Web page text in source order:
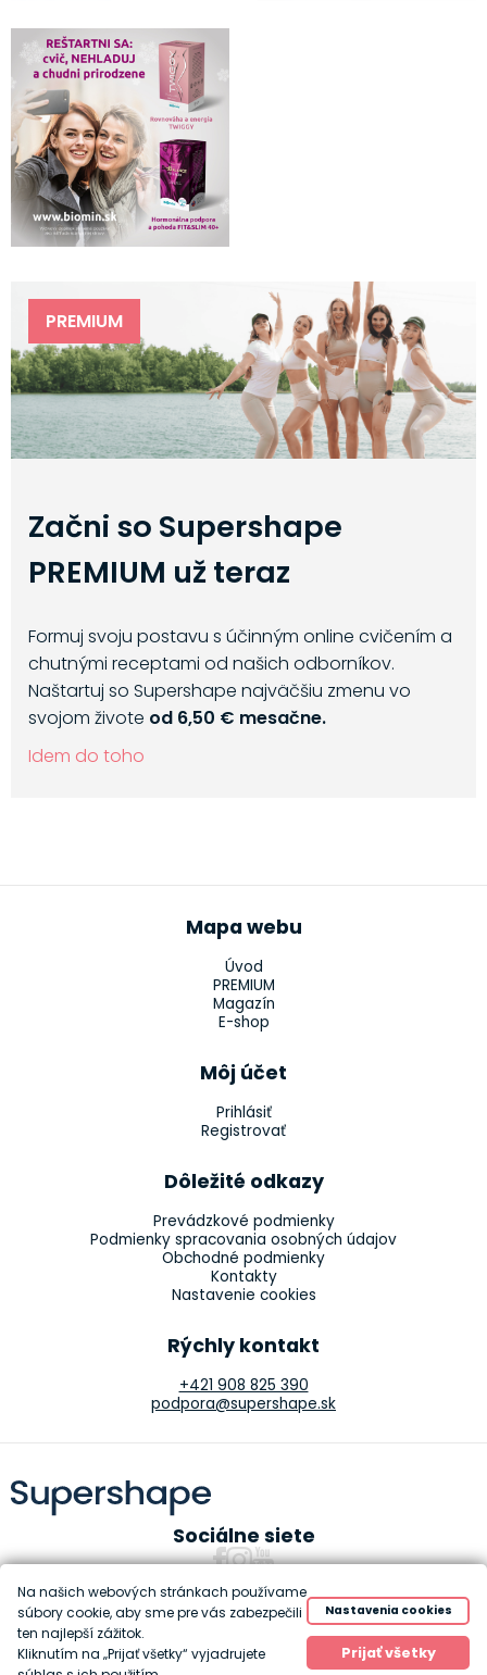
PREMIUM
Začni so Supershape
PREMIUM už teraz
Formuj svoju postavu s účinným online cvičením a
chutnými receptami od našich odborníkov.
Naštartuj so Supershape najväčšiu zmenu vo
svojom živote od 6,50 € mesačne.
Idem do toho
Mapa webu
Úvod
PREMIUM
Magazín
E-shop
Môj účet
Prihlásiť
Registrovať
Dôležité odkazy
Prevádzkové podmienky
Podmienky spracovania osobných údajov
Obchodné podmienky
Kontakty
Nastavenie cookies
Rýchly kontakt
+421 908 825 390
podpora@supershape.sk
Sociálne siete
Copyright 2010-2026 Supershape
Created byAnawe
Na našich webových stránkach používame
súbory cookie, aby sme pre vás zabezpečili
ten najlepší zážitok.
Kliknutím na „Prijať všetky“ vyjadrujete
Nastavenia cookies
Prijať všetky